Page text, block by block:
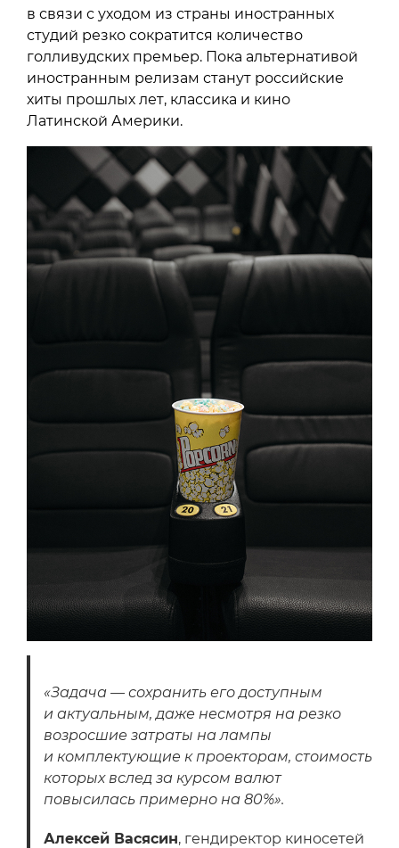
в связи с уходом из страны иностранных
студий резко сократится количество
голливудских премьер. Пока альтернативой
иностранным релизам станут российские
хиты прошлых лет, классика и кино
Латинской Америки.
«Задача — сохранить его доступным
и актуальным, даже несмотря на резко
возросшие затраты на лампы
и комплектующие к проекторам, стоимость
которых вслед за курсом валют
повысилась примерно на 80%».
Алексей Васясин, гендиректор киносетей